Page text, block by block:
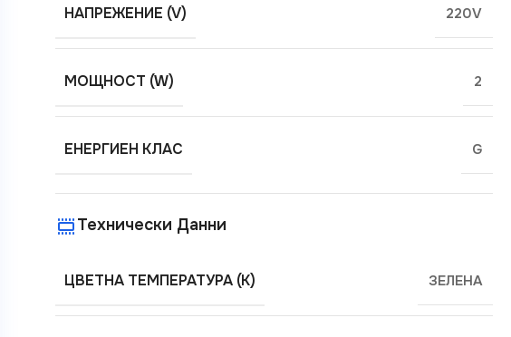
НАПРЕЖЕНИЕ (V) 220V
МОЩНОСТ (W) 2
ЕНЕРГИЕН КЛАС G
Технически Данни
ЦВЕТНА ТЕМПЕРАТУРА (K) ЗЕЛЕНА